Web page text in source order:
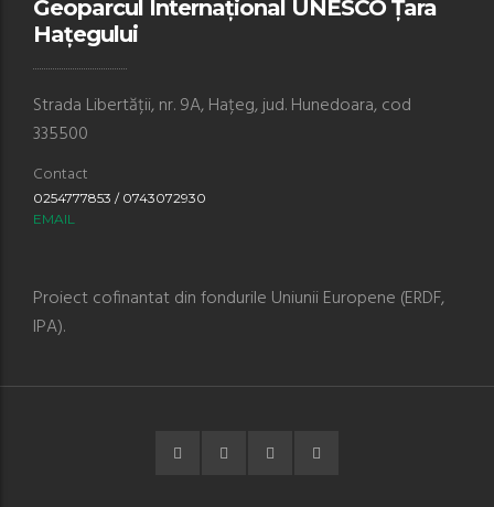
Geoparcul Internațional UNESCO Țara
Hațegului
Strada Libertății, nr. 9A, Hațeg, jud. Hunedoara, cod
335500
Contact
0254777853 / 0743072930
EMAIL
Proiect cofinantat din fondurile Uniunii Europene (ERDF,
IPA).